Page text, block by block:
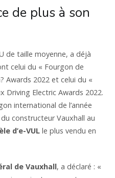
de plus à son
de taille moyenne, a déjà
celui du « Fourgon de
Awards 2022 et celui du «
Driving Electric Awards 2022.
international de l’année
constructeur Vauxhall au
d’e-VUL le plus vendu en
de Vauxhall, a déclaré : «